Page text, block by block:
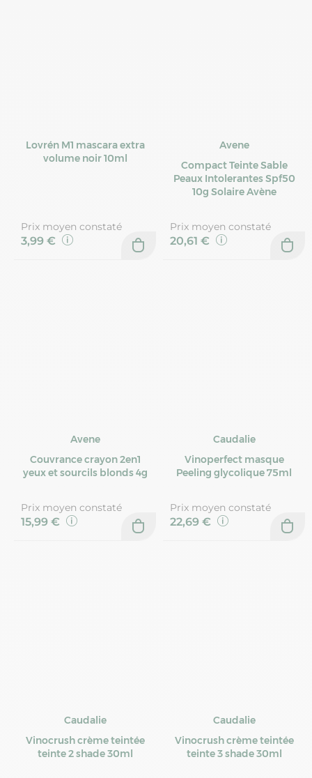
Lovrén M1 mascara extra
volume noir 10ml
Prix moyen constaté
3,99 €
Avene
Compact Teinte Sable
Peaux Intolerantes Spf50
10g Solaire Avène
Prix moyen constaté
20,61 €
Avene
Couvrance crayon 2en1
yeux et sourcils blonds 4g
Prix moyen constaté
15,99 €
Caudalie
Vinoperfect masque
Peeling glycolique 75ml
Prix moyen constaté
22,69 €
Caudalie
Vinocrush crème teintée
teinte 2 shade 30ml
Caudalie
Vinocrush crème teintée
teinte 3 shade 30ml